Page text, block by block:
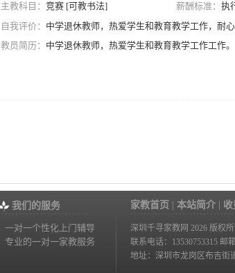
主教科目： 竞赛 [可教书法] 薪酬标准： 执
自我评价： 中学退休教师，热爱学生和教育教学工作，耐
教员简历： 中学退休教师，热爱学生和教育教学工作工作
我们的服务
一对一个性化上门辅导
专业的一对一家教服务
家教首页 本站简介
深圳千寻家教网 2026 版权
联系电话：13530753315 邮
地址：深圳市龙岗区布吉街